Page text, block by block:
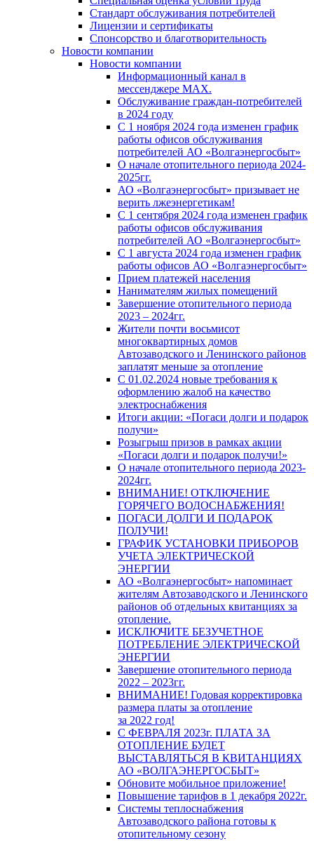
Стандарт обслуживания потребителей
Лицензии и сертификаты
Спонсорство и благотворительность
Новости компании
Новости компании
Информационный канал в
мессенджере MAX.
Обслуживание граждан-потребителей
в 2024 году
С 1 ноября 2024 года изменен график
работы офисов обслуживания
потребителей АО «Волгаэнергосбыт»
О начале отопительного периода 2024-
2025гг.
АО «Волгаэнергосбыт» призывает не
верить лжеэнергетикам!
С 1 сентября 2024 года изменен график
работы офисов обслуживания
потребителей АО «Волгаэнергосбыт»
С 1 августа 2024 года изменен график
работы офисов АО «Волгаэнергосбыт»
Прием платежей населения
Нанимателям жилых помещений
Завершение отопительного периода
2023 – 2024гг.
Жители почти восьмисот
многоквартирных домов
Автозаводского и Ленинского районов
заплатят меньше за отопление
С 01.02.2024 новые требования к
оформлению жалоб на качество
электроснабжения
Итоги акции: «Погаси долги и подарок
получи»
Розыгрыш призов в рамках акции
«Погаси долги и подарок получи!»
О начале отопительного периода 2023-
2024гг.
ВНИМАНИЕ! ОТКЛЮЧЕНИЕ
ГОРЯЧЕГО ВОДОСНАБЖЕНИЯ!
ПОГАСИ ДОЛГИ И ПОДАРОК
ПОЛУЧИ!
ГРАФИК УСТАНОВКИ ПРИБОРОВ
УЧЕТА ЭЛЕКТРИЧЕСКОЙ
ЭНЕРГИИ
АО «Волгаэнергосбыт» напоминает
жителям Автозаводского и Ленинского
районов об отдельных квитанциях за
отопление.
ИСКЛЮЧИТЕ БЕЗУЧЕТНОЕ
ПОТРЕБЛЕНИЕ ЭЛЕКТРИЧЕСКОЙ
ЭНЕРГИИ
Завершение отопительного периода
2022 – 2023гг.
ВНИМАНИЕ! Годовая корректировка
размера платы за отопление
за 2022 год!
С ФЕВРАЛЯ 2023г. ПЛАТА ЗА
ОТОПЛЕНИЕ БУДЕТ
ВЫСТАВЛЯТЬСЯ В КВИТАНЦИЯХ
АО «ВОЛГАЭНЕРГОСБЫТ»
Обновите мобильное приложение!
Повышение тарифов в 1 декабря 2022г.
Системы теплоснабжения
Автозаводского района готовы к
отопительному сезону